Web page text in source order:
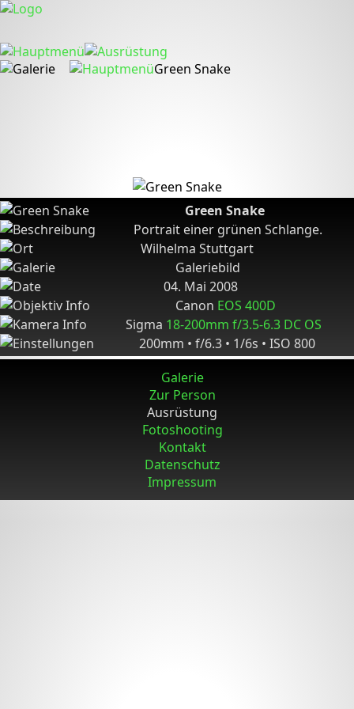
Green Snake
Green Snake
Portrait einer grünen Schlange.
Wilhelma Stuttgart
Galeriebild
04. Mai 2008
Canon EOS 400D
Sigma 18-200mm f/3.5-6.3 DC OS
200mm • f/6.3 • 1/6s • ISO 800
Galerie
Zur Person
Ausrüstung
Fotoshooting
Kontakt
Datenschutz
Impressum